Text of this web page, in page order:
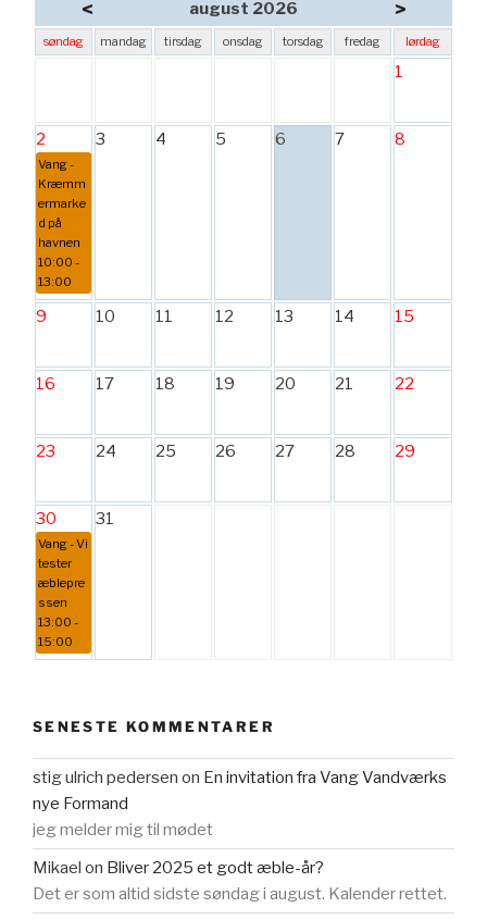
< august 2026 >
søndag mandag tirsdag onsdag torsdag fredag lørdag
1
2
Vang -
Kræmm
ermarke
d på
havnen
10:00 -
13:00
3 4 5 6 7 8
9 10 11 12 13 14 15
16 17 18 19 20 21 22
23 24 25 26 27 28 29
30
Vang - Vi
tester
æblepre
ssen
13:00 -
15:00
31
SENESTE KOMMENTARER
stig ulrich pedersen on En invitation fra Vang Vandværks
nye Formand
jeg melder mig til mødet
Mikael on Bliver 2025 et godt æble-år?
Det er som altid sidste søndag i august. Kalender rettet.